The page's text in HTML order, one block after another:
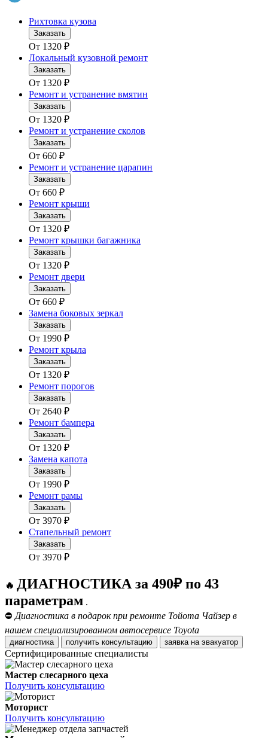
Рихтовка кузова
Заказать
От 1320 ₽
Локальный кузовной ремонт
Заказать
От 1320 ₽
Ремонт и устранение вмятин
Заказать
От 1320 ₽
Ремонт и устранение сколов
Заказать
От 660 ₽
Ремонт и устранение царапин
Заказать
От 660 ₽
Ремонт крыши
Заказать
От 1320 ₽
Ремонт крышки багажника
Заказать
От 1320 ₽
Ремонт двери
Заказать
От 660 ₽
Замена боковых зеркал
Заказать
От 1990 ₽
Ремонт крыла
Заказать
От 1320 ₽
Ремонт порогов
Заказать
От 2640 ₽
Ремонт бампера
Заказать
От 1320 ₽
Замена капота
Заказать
От 1990 ₽
Ремонт рамы
Заказать
От 3970 ₽
Стапельный ремонт
Заказать
От 3970 ₽
🔥 ДИАГНОСТИКА за 490₽ по 43
параметрам .
⛔ Диагностика в подарок при ремонте Тойота Чайзер в
нашем специализированном автосервисе Toyota
диагностика получить консультацию заявка на эвакуатор
Сертифицированные специалисты
Мастер слесарного цеха
Получить консультацию
Моторист
Получить консультацию